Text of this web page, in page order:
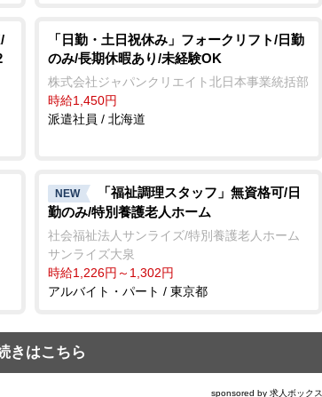
「日勤・土日祝休み」フォークリフト/日勤
のみ/長期休暇あり/未経験OK
株式会社ジャパンクリエイト北日本事業統括部
時給1,450円
派遣社員 / 北海道
NEW
「福祉調理スタッフ」無資格可/日
勤のみ/特別養護老人ホーム
社会福祉法人サンライズ/特別養護老人ホーム
サンライズ大泉
時給1,226円～1,302円
アルバイト・パート / 東京都
きはこちら
sponsored by 求人ボックス